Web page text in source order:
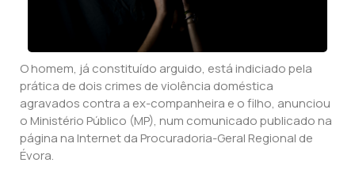
O homem, já constituído arguido, está indiciado pela
prática de dois crimes de violência doméstica
agravados contra a ex-companheira e o filho, anunciou
o Ministério Público (MP), num comunicado publicado na
página na Internet da Procuradoria-Geral Regional de
Évora.